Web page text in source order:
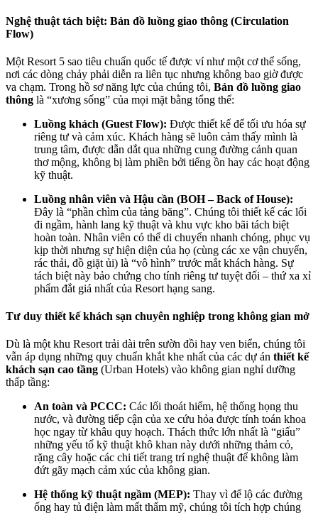
Nghệ thuật tách biệt: Bản đồ luồng giao thông (Circulation
Flow)
Một Resort 5 sao tiêu chuẩn quốc tế được ví như một cơ thể sống,
nơi các dòng chảy phải diễn ra liên tục nhưng không bao giờ được
va chạm. Trong hồ sơ năng lực của chúng tôi, Bản đồ luồng giao
thông là “xương sống” của mọi mặt bằng tổng thể:
Luồng khách (Guest Flow): Được thiết kế để tối ưu hóa sự
riêng tư và cảm xúc. Khách hàng sẽ luôn cảm thấy mình là
trung tâm, được dẫn dắt qua những cung đường cảnh quan
thơ mộng, không bị làm phiền bởi tiếng ồn hay các hoạt động
kỹ thuật.
Luồng nhân viên và Hậu cần (BOH – Back of House):
Đây là “phần chìm của tảng băng”. Chúng tôi thiết kế các lối
đi ngầm, hành lang kỹ thuật và khu vực kho bãi tách biệt
hoàn toàn. Nhân viên có thể di chuyển nhanh chóng, phục vụ
kịp thời nhưng sự hiện diện của họ (cùng các xe vận chuyển,
rác thải, đồ giặt ủi) là “vô hình” trước mắt khách hàng. Sự
tách biệt này bảo chứng cho tính riêng tư tuyệt đối – thứ xa xỉ
phẩm đắt giá nhất của Resort hạng sang.
Tư duy thiết kế khách sạn chuyên nghiệp trong không gian mở
Dù là một khu Resort trải dài trên sườn đồi hay ven biển, chúng tôi
vẫn áp dụng những quy chuẩn khắt khe nhất của các dự án thiết kế
khách sạn cao tầng (Urban Hotels) vào không gian nghỉ dưỡng
thấp tầng:
An toàn và PCCC: Các lối thoát hiểm, hệ thống họng thu
nước, và đường tiếp cận của xe cứu hỏa được tính toán khoa
học ngay từ khâu quy hoạch. Thách thức lớn nhất là “giấu”
những yếu tố kỹ thuật khô khan này dưới những thảm cỏ,
rặng cây hoặc các chi tiết trang trí nghệ thuật để không làm
đứt gãy mạch cảm xúc của không gian.
Hệ thống kỹ thuật ngầm (MEP): Thay vì để lộ các đường
ống hay tủ điện làm mất thẩm mỹ, chúng tôi tích hợp chúng